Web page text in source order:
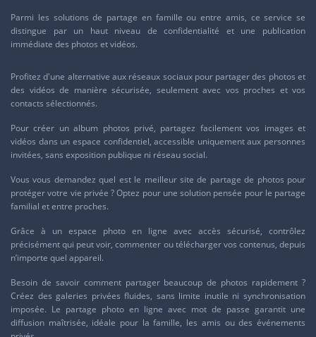
Parmi les solutions de partage en famille ou entre amis, ce service se
distingue par un haut niveau de confidentialité et une publication
immédiate des photos et vidéos.
Profitez d'une alternative aux réseaux sociauxpour partager des photos et
des vidéos de manière sécurisée, seulement avec vos proches et vos
contacts sélectionnés.
Pourcréer un album photos privé, partagez facilement vos images et
vidéos dans un espace confidentiel, accessible uniquement aux personnes
invitées, sans exposition publique ni réseau social.
Vous vous demandez quel est le meilleur site de partage de photos pour
protéger votre vie privée ? Optez pour une solution pensée pour le partage
familial et entre proches.
Grâce à un espace photo en ligne avec accès sécurisé, contrôlez
précisément qui peut voir, commenter ou télécharger vos contenus, depuis
n’importe quel appareil.
Besoin de savoir comment partager beaucoup de photos rapidement ?
Créez des galeries privées fluides, sans limite inutile ni synchronisation
imposée. Le partage photo en ligne avec mot de passe garantit une
diffusion maîtrisée, idéale pour la famille, les amis ou des événements